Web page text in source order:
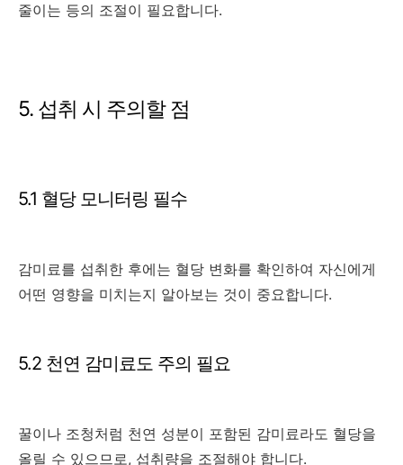
줄이는 등의 조절이 필요합니다.
5. 섭취 시 주의할 점
5.1 혈당 모니터링 필수
감미료를 섭취한 후에는 혈당 변화를 확인하여 자신에게
어떤 영향을 미치는지 알아보는 것이 중요합니다.
5.2 천연 감미료도 주의 필요
꿀이나 조청처럼 천연 성분이 포함된 감미료라도 혈당을
올릴 수 있으므로, 섭취량을 조절해야 합니다.